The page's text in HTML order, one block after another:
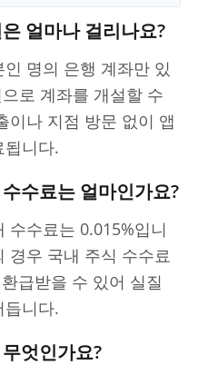
얼마나 걸리나요?
명의 은행 계좌만 있
로 계좌를 개설할 수
이나 지점 방문 없이 앱
됩니다.
수료는 얼마인가요?
수수료는 0.015%입니
경우 국내 주식 수수료
급받을 수 있어 실질
듭니다.
엇인가요?